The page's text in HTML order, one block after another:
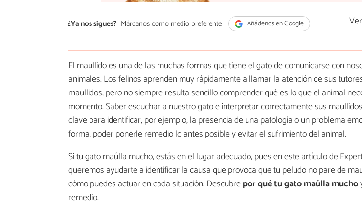
¿Ya nos sigues? Márcanos como medio preferente Añádenos en Google
El maullido es una de las muchas formas que tiene el gato de comunicarse con
animales. Los felinos aprenden muy rápidamente a llamar la atención de sus
maullidos, pero no siempre resulta sencillo comprender qué es lo que el animal
momento. Saber escuchar a nuestro gato e interpretar correctamente sus
clave para identificar, por ejemplo, la presencia de una patología o un problema
forma, poder ponerle remedio lo antes posible y evitar el sufrimiento del animal.
Si tu gato maúlla mucho, estás en el lugar adecuado, pues en este artículo de
queremos ayudarte a identificar la causa que provoca que tu peludo no pare de
cómo puedes actuar en cada situación. Descubrepor qué tu gato maúlla mucho
remedio.